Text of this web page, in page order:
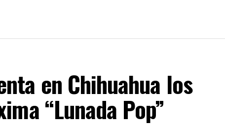
en Chihuahua los
“Lunada Pop”